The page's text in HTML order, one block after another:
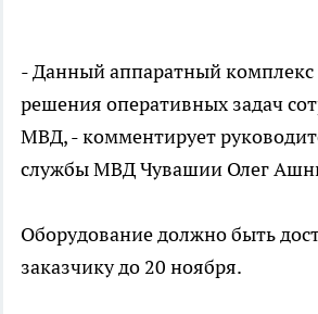
- Данный аппаратный
решения оперативных задач
МВД, - комментирует
службы МВД Чувашии Олег
Оборудование должно быть
заказчику до 20 ноября.